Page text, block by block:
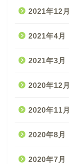
2021年12月
2021年4月
2021年3月
2020年12月
2020年11月
2020年8月
2020年7月